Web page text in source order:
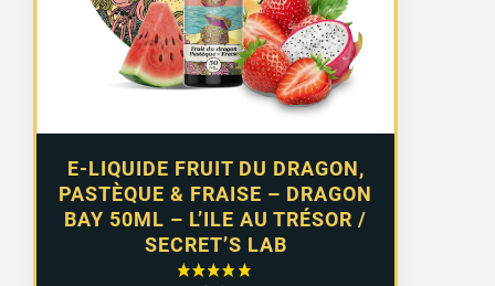
E-LIQUIDE FRUIT DU DRAGON,
PASTÈQUE & FRAISE – DRAGON
BAY 50ML – L’ILE AU TRÉSOR /
SECRET’S LAB